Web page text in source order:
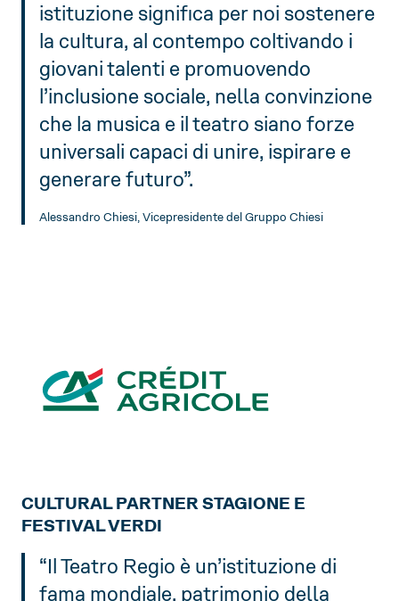
istituzione significa per noi sostenere
la cultura, al contempo coltivando i
giovani talenti e promuovendo
l’inclusione sociale, nella convinzione
che la musica e il teatro siano forze
universali capaci di unire, ispirare e
generare futuro”.
Alessandro Chiesi, Vicepresidente del Gruppo Chiesi
CULTURAL PARTNER STAGIONE E
FESTIVAL VERDI
“Il Teatro Regio è un’istituzione di
fama mondiale, patrimonio della